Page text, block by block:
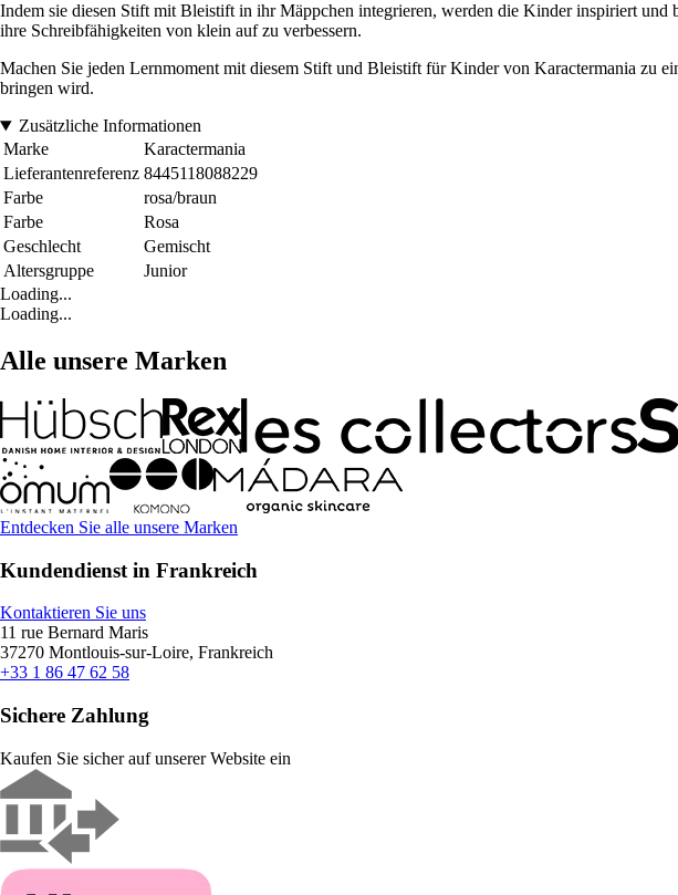
Indem sie diesen Stift mit Bleistift in ihr Mäppchen integrieren, werden die Kinder inspiriert
ihre Schreibfähigkeiten von klein auf zu verbessern.
Machen Sie jeden Lernmoment mit diesem Stift und Bleistift für Kinder von Karactermania zu
bringen wird.
Zusätzliche Informationen
Marke
Karactermania
Lieferantenreferenz 8445118088229
Farbe
rosa/braun
Farbe
Rosa
Geschlecht
Gemischt
Altersgruppe
Junior
Loading...
Loading...
Alle unsere Marken
Entdecken Sie alle unsere Marken
Kundendienst in Frankreich
Kontaktieren Sie uns
11 rue Bernard Maris
37270 Montlouis-sur-Loire, Frankreich
+33 1 86 47 62 58
Sichere Zahlung
Kaufen Sie sicher auf unserer Website ein